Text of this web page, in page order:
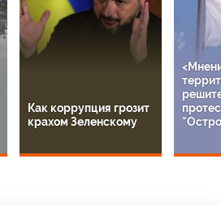
Как коррупция грозит
крахом Зеленскому